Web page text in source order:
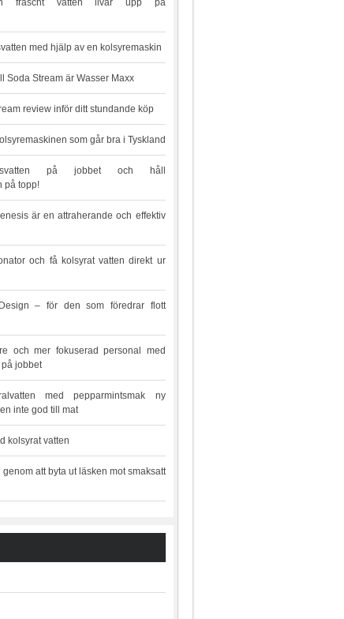
fräscht vatten livar upp på
med hjälp av en kolsyremaskin
Soda Stream är Wasser Maxx
review inför ditt stundande köp
som går bra i Tyskland
på jobbet och håll
på topp!
är en attraherande och effektiv
och få kolsyrat vatten direkt ur
– för den som föredrar flott
och mer fokuserad personal med
jobbet
med pepparmintsmak ny
inte god till mat
kolsyrat vatten
genom att byta ut läsken mot smaksatt